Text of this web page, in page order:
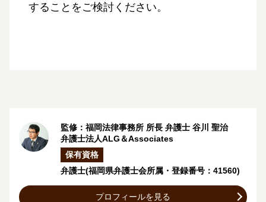
することをご検討ください。
監修：福岡法律事務所 所長 弁護士 谷川 聖治
弁護士法人ALG＆Associates
保有資格
弁護士(福岡県弁護士会所属・登録番号：41560)
プロフィールを見る